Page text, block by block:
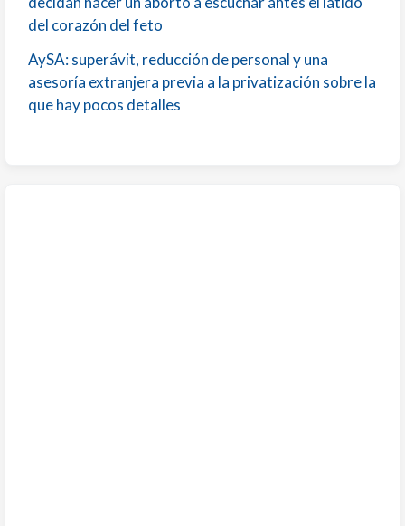
del corazón del feto
AySA: superávit, reducción de personal y una
asesoría extranjera previa a la privatización sobre la
que hay pocos detalles